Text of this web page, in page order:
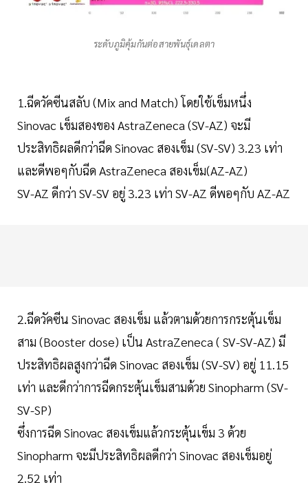
ระดับภูมิคุ้มกันต่อสายพันธุ์เดลตา
1.ฉีดวัคซีนสลับ (Mix and Match) โดยใช้เข็มหนึ่ง
Sinovac เข็มสองของ AstraZeneca (SV-AZ) จะมี
ประสิทธิผลดีกว่าฉีด Sinovac สองเข็ม (SV-SV) 3.23 เท่า
และดีพอๆกับฉีด AstraZeneca สองเข็ม(AZ-AZ)
SV-AZ ดีกว่า SV-SV อยู่ 3.23 เท่า SV-AZ ดีพอๆกับ AZ-AZ
2.ฉีดวัคซีน Sinovac สองเข็ม แล้วตามด้วยการกระตุ้นเข็ม
สาม (Booster dose) เป็น AstraZeneca ( SV-SV-AZ) มี
ประสิทธิผลสูงกว่าฉีด Sinovac สองเข็ม (SV-SV) อยู่ 11.15
เท่า และดีกว่าการฉีดกระตุ้นเข็มสามด้วย Sinopharm (SV-
SV-SP)
ซึ่งการฉีด Sinovac สองเข็มแล้วกระตุ้นเข็ม 3 ด้วย
Sinopharm จะมีประสิทธิผลดีกว่า Sinovac สองเข็มอยู่
2.52 เท่า